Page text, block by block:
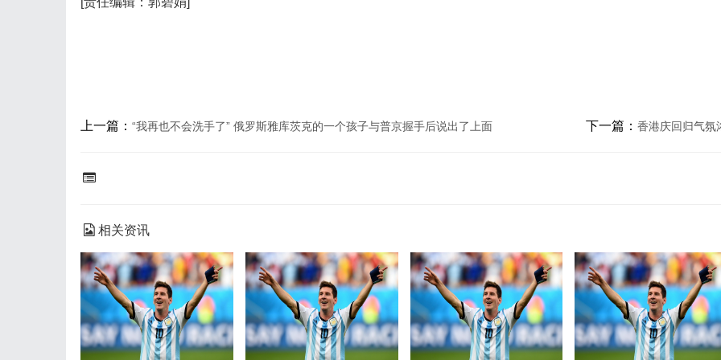
上一篇： “我再也不会洗手了” 俄罗斯雅库茨克的一个孩子与普京握手后说出了上面 下一篇： 香港庆回归气氛
相关资讯